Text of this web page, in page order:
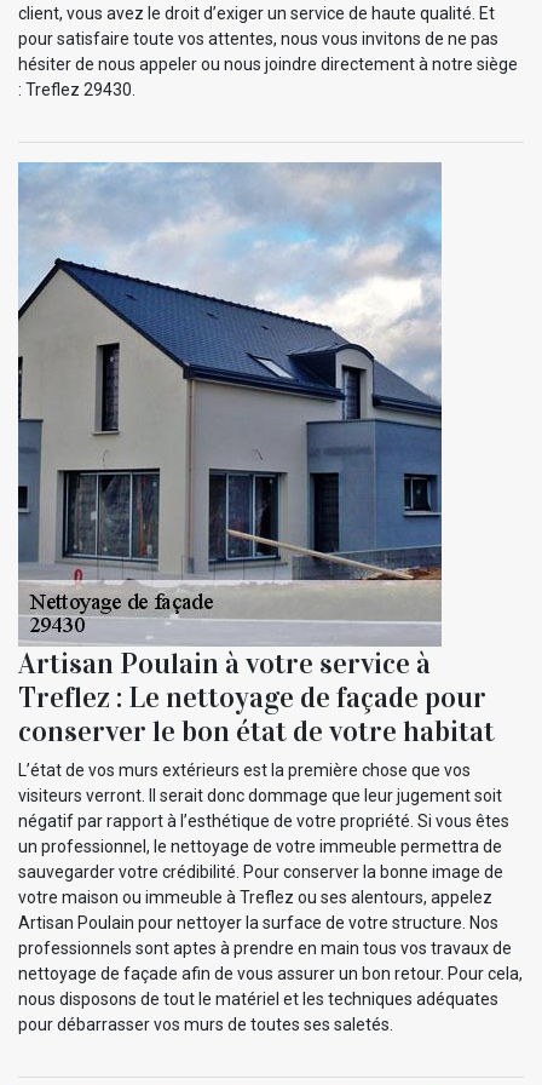
client, vous avez le droit d’exiger un service de haute qualité. Et
pour satisfaire toute vos attentes, nous vous invitons de ne pas
hésiter de nous appeler ou nous joindre directement à notre siège
: Treflez 29430.
Artisan Poulain à votre service à
Treflez : Le nettoyage de façade pour
conserver le bon état de votre habitat
L’état de vos murs extérieurs est la première chose que vos
visiteurs verront. Il serait donc dommage que leur jugement soit
négatif par rapport à l’esthétique de votre propriété. Si vous êtes
un professionnel, le nettoyage de votre immeuble permettra de
sauvegarder votre crédibilité. Pour conserver la bonne image de
votre maison ou immeuble à Treflez ou ses alentours, appelez
Artisan Poulain pour nettoyer la surface de votre structure. Nos
professionnels sont aptes à prendre en main tous vos travaux de
nettoyage de façade afin de vous assurer un bon retour. Pour cela,
nous disposons de tout le matériel et les techniques adéquates
pour débarrasser vos murs de toutes ses saletés.